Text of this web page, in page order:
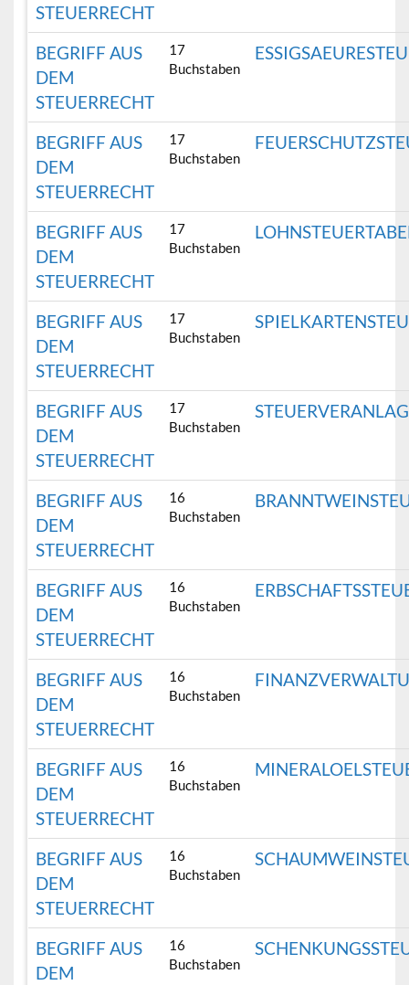
STEUERRECHT
BEGRIFF AUS
DEM
STEUERRECHT
17
Buchstaben
BEGRIFF AUS
DEM
STEUERRECHT
17
Buchstaben
BEGRIFF AUS
DEM
STEUERRECHT
17
Buchstaben
BEGRIFF AUS
DEM
STEUERRECHT
17
Buchstaben
BEGRIFF AUS
DEM
STEUERRECHT
17
Buchstaben
BEGRIFF AUS
DEM
STEUERRECHT
16
Buchstaben
BEGRIFF AUS
DEM
STEUERRECHT
16
Buchstaben
BEGRIFF AUS
DEM
STEUERRECHT
16
Buchstaben
BEGRIFF AUS
DEM
STEUERRECHT
16
Buchstaben
BEGRIFF AUS
DEM
STEUERRECHT
16
Buchstaben
BEGRIFF AUS
DEM
16
Buchstaben